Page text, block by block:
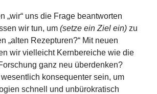
„wir“ uns die Frage beantworten
wir tun, um (setze ein Ziel ein) zu
„alten Rezepturen?“ Mit neuen
wir vielleicht Kernbereiche wie die
ganz neu überdenken?
konsequenter sein, um
schnell und unbürokratisch